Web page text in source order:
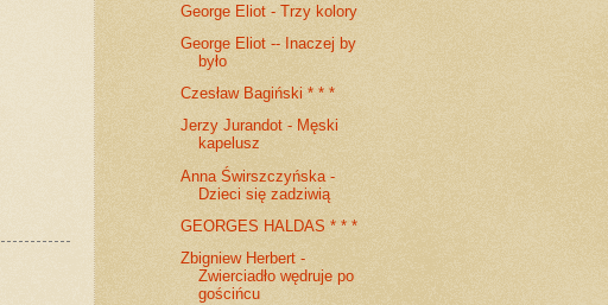
George Eliot - Trzy kolory
George Eliot -- Inaczej by
było
Czesław Bagiński * * *
Jerzy Jurandot - Męski
kapelusz
Anna Świrszczyńska -
Dzieci się zadziwią
GEORGES HALDAS * * *
Zbigniew Herbert -
Zwierciadło wędruje po
gościńcu